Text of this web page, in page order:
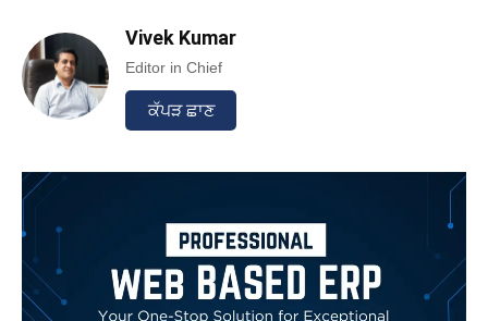
Vivek Kumar
Editor in Chief
ਕੱਪੜ ਛਾਣ